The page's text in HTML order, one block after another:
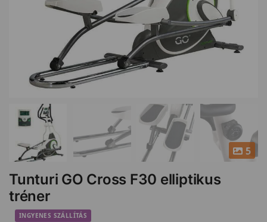
5
Tunturi GO Cross F30 elliptikus
tréner
INGYENES SZÁLLÍTÁS